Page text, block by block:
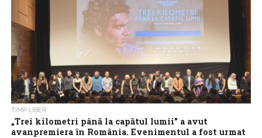
TIMP LIBER
„Trei kilometri până la capătul lumii” a avut
avanpremiera în România. Evenimentul a fost urmat